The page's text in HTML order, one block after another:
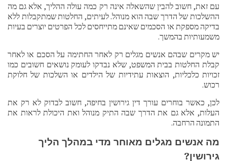
עם זאת, חשוב להבין שהשאלה אינה רק כמה עולה ההליך, אלא גם מה
ההשלכות של הדרך שבה הוא מנוהל. לעיתים, החלטות שמתקבלות ללא
בדיקה מספקת או הסכמים שאינם מתייחסים לכל הפרטים יוצרים בעיות
משמעותיות בהמשך.
יש מקרים שבהם אנשים מגלים רק לאחר החתימה על הסכם או לאחר
קבלת החלטות בבית המשפט, שלא נבדקו לעומק נושאים חשובים כמו
זכויות כלכליות, הוצאות עתידיות של הילדים או השלכות של חלוקת
רכוש.
לכן, כאשר בוחרים עורך דין גירושין בחיפה, חשוב לבדוק לא רק את
העלות, אלא גם את הדרך שבה התיק מנוהל ואת היכולת לראות את
התמונה הרחבה.
מה אנשים מגלים מאוחר מדי במהלך הליך
גירושין?